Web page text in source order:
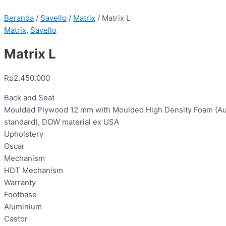
Beranda / Savello / Matrix / Matrix L
Matrix, Savello
Matrix L
Rp2.450.000
Back and Seat
Moulded Plywood 12 mm with Moulded High Density Foam
standard), DOW material ex USA
Upholstery
Oscar
Mechanism
HDT Mechanism
Warranty
Footbase
Aluminium
Castor